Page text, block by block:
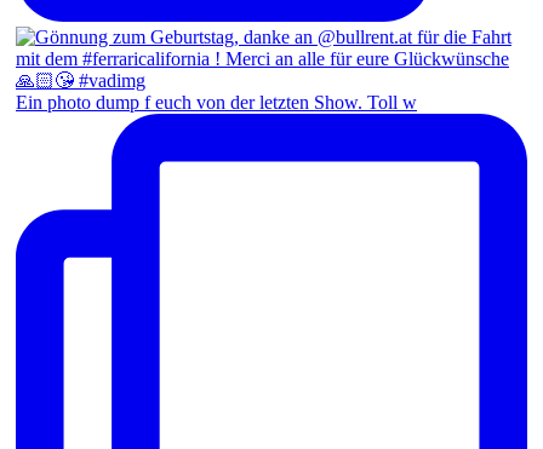
Ein photo dump f euch von der letzten Show. Toll w